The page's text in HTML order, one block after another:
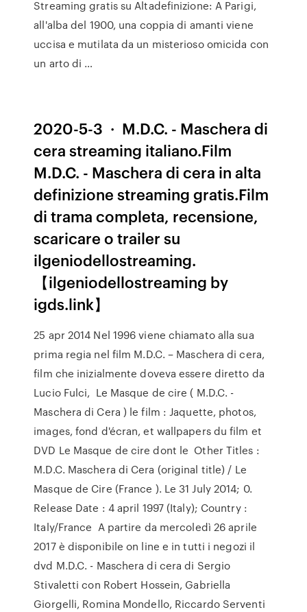
Streaming gratis su Altadefinizione: A Parigi,
all'alba del 1900, una coppia di amanti viene
uccisa e mutilata da un misterioso omicida con
un arto di …
2020-5-3 · M.D.C. - Maschera di
cera streaming italiano.Film
M.D.C. - Maschera di cera in alta
definizione streaming gratis.Film
di trama completa, recensione,
scaricare o trailer su
ilgeniodellostreaming.
【ilgeniodellostreaming by
igds.link】
25 apr 2014 Nel 1996 viene chiamato alla sua
prima regia nel film M.D.C. – Maschera di cera,
film che inizialmente doveva essere diretto da
Lucio Fulci, Le Masque de cire ( M.D.C. -
Maschera di Cera ) le film : Jaquette, photos,
images, fond d'écran, et wallpapers du film et
DVD Le Masque de cire dont le Other Titles :
M.D.C. Maschera di Cera (original title) / Le
Masque de Cire (France ). Le 31 July 2014; 0.
Release Date : 4 april 1997 (Italy); Country :
Italy/France A partire da mercoledì 26 aprile
2017 è disponibile on line e in tutti i negozi il
dvd M.D.C. - Maschera di cera di Sergio
Stivaletti con Robert Hossein, Gabriella
Giorgelli, Romina Mondello, Riccardo Serventi